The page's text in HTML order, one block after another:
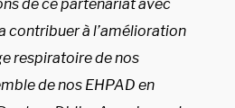
de ce partenariat avec
contribuer à l’amélioration
respiratoire de nos
de nos EHPAD en